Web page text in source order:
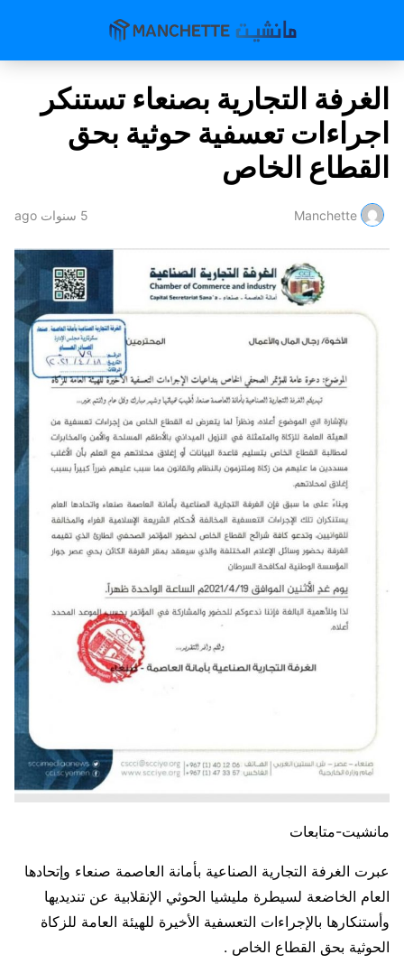
الغرفة التجارية بصنعاء تستنكر
اجراءات تعسفية حوثية بحق
القطاع الخاص
Manchette 5 سنوات ago
مانشيت-متابعات
عبرت الغرفة التجارية الصناعية بأمانة العاصمة صنعاء وإتحادها
العام الخاضعة لسيطرة مليشيا الحوثي الإنقلابية عن تنديديها
وأستنكارها بالإجراءات التعسفية الأخيرة للهيئة العامة للزكاة
الحوثية بحق القطاع الخاص .